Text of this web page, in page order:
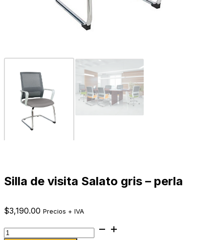
Silla de visita Salato gris – perla
$3,190.00 Precios + IVA
Silla
de